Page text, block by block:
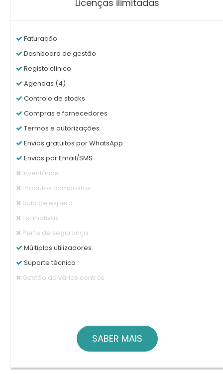
Licenças ilimitadas
Faturação
Dashboard de gestão
Registo clínico
Agendas (4)
Controlo de stocks
Compras e fornecedores
Termos e autorizações
Envios gratuitos por WhatsApp
Envios por Email/SMS
Inventários
Produtos compostos
Sala de espera
Estimativas
Perfis de segurança
Múltiplos utilizadores
Suporte técnico
Gestão de vários centros
SABER MAIS